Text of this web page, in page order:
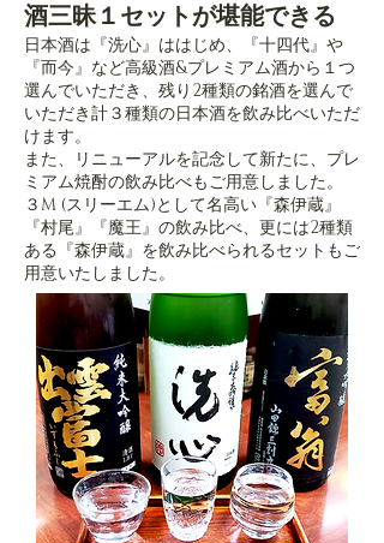
酒三昧１セットが堪能できる
日本酒は『洗心』ははじめ、『十四代』や
『而今』など高級酒&プレミアム酒から１つ
選んでいただき、残り2種類の銘酒を選んで
いただき計３種類の日本酒を飲み比べいただ
けます。
また、リニューアルを記念して新たに、 プレ
ミアム焼酎の飲み比べもご用意しました。
３M (スリーエム)として名高い『森伊蔵』
『村尾』『魔王』の飲み比べ、更には2種類
ある『森伊蔵』を飲み比べられるセットもご
用意いたしました。